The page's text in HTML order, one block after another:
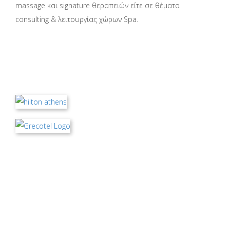
massage και signature θεραπειών είτε σε θέματα
consulting & λειτουργίας χώρων Spa.